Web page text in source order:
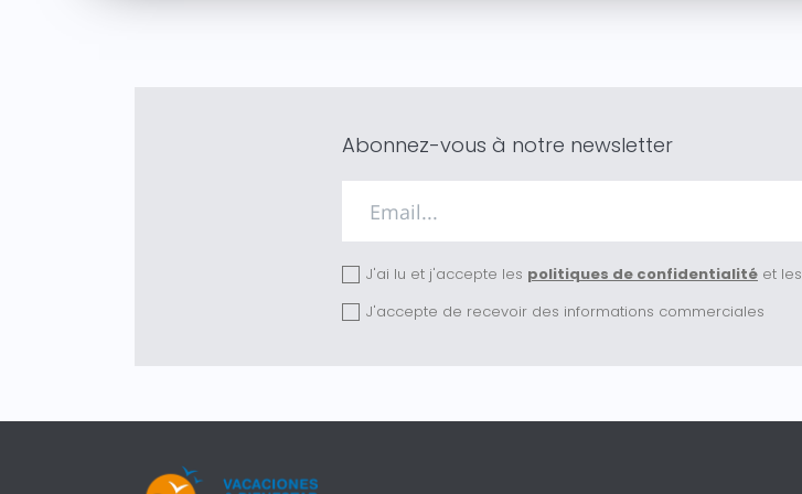
Abonnez-vous à notre newsletter
J'ai lu et j'accepte les politiques de confidentialité et les
J'accepte de recevoir des informations commerciales